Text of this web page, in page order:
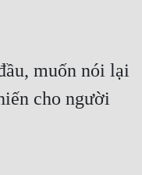
muốn nói lại
cho người